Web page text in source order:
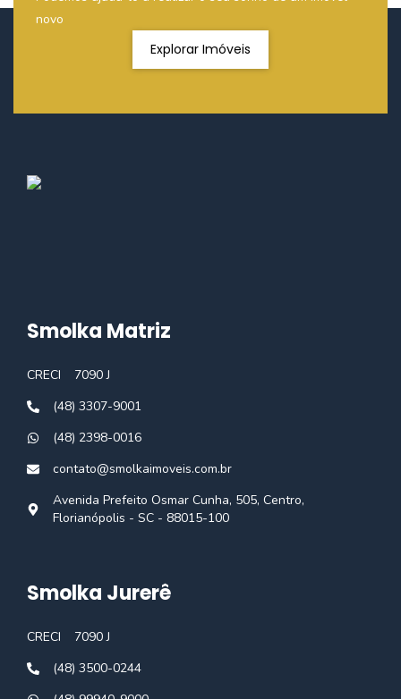
novo
Explorar Imóveis
Smolka Matriz
CRECI
7090 J
(48) 3307-9001
(48) 2398-0016
contato@smolkaimoveis.com.br
Avenida Prefeito Osmar Cunha, 505, Centro,
Florianópolis - SC - 88015-100
Smolka Jurerê
CRECI
7090 J
(48) 3500-0244